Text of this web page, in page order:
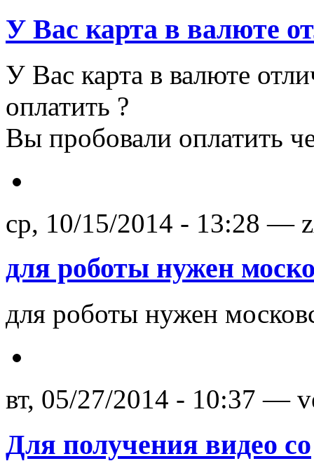
У Вас карта в валюте
У Вас карта в валюте
оплатить ?
Вы пробовали оплатить
ср, 10/15/2014 - 13:28 —
для роботы нужен
для роботы нужен
вт, 05/27/2014 - 10:37 —
Для получения видео со